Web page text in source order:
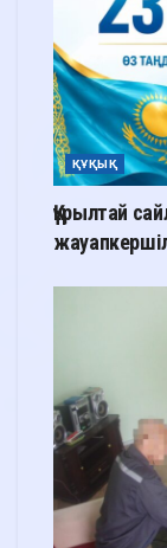
ҚҰҚЫҚ
Құрылтай